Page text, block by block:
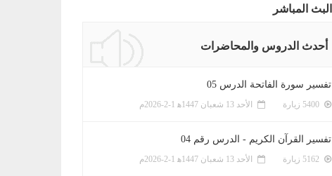
البث المباشر
أحدث الدروس والمحاضرات
تفسير سورة الفاتحة الدرس 05
الأحد 13 شعبان 1447ﻫ 1-2-2026م
تفسير القرآن الكريم - الدرس رقم 04
الأحد 13 شعبان 1447ﻫ 1-2-2026م